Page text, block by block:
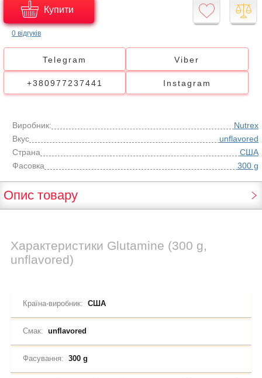
Купити
0 відгуків
Telegram Viber
+380977237441 Instagram
Виробник:
Nutrex
Вкус
unflavored
Страна
США
Фасовка
300 g
Опис товару
Характеристики Glutamine (300 g,
unflavored)
Країна-виробник: США
Смак: unflavored
Фасування: 300 g